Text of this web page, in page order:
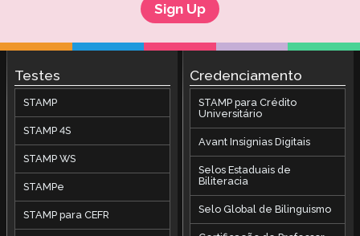
Sign Up
Testes
STAMP
STAMP 4S
STAMP WS
STAMPe
STAMP para CEFR
Credenciamento
STAMP para Crédito
Universitário
Avant Insignias Digitais
Selos Estaduais de
Biliteracia
Selo Global de Bilinguismo